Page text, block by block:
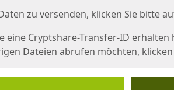
zu versenden, klicken Sie bitte
eine Cryptshare-Transfer-ID erhalten
Dateien abrufen möchten,